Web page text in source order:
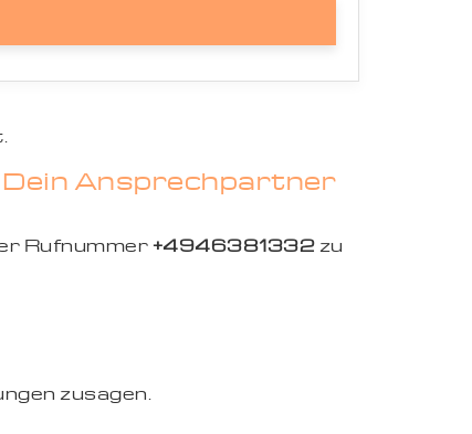
Dein Ansprechpartner
Rufnummer +4946381332 zu
zusagen.